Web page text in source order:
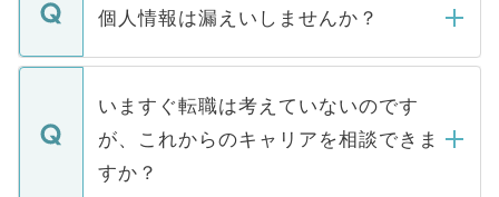
■応募殺到を避けるため 人気のある医療機
関を公にしてしまうと、応募が殺到する場
に、医療機関が求める条件に合った人材の
みを人材紹介会社に依頼するケースが増え
ています。
ん。また、仮に応募先から内定をいただい
定を承諾する必要はありません。内定先へ
の辞退の連絡はキャリアパートナーが行い
個人情報は漏えいしませんか？
個人情報が漏えいすることはありませんの
で、ご安心ください。当サイトからの登録
などで収集したご登録者様の個人情報は、
ご本人のキャリアアップおよび転職活動の
支援を目的に使用いたします。お預かりし
いますぐ転職は考えていないのです
が、これからのキャリアを相談できま
すか？